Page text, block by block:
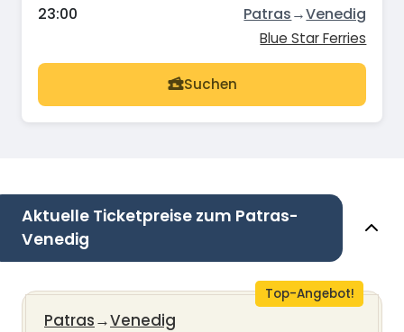
23:00 Patras→Venedig
Blue Star Ferries
Suchen
Aktuelle Ticketpreise zum Patras-
Venedig
Top-Angebot!
Patras→Venedig